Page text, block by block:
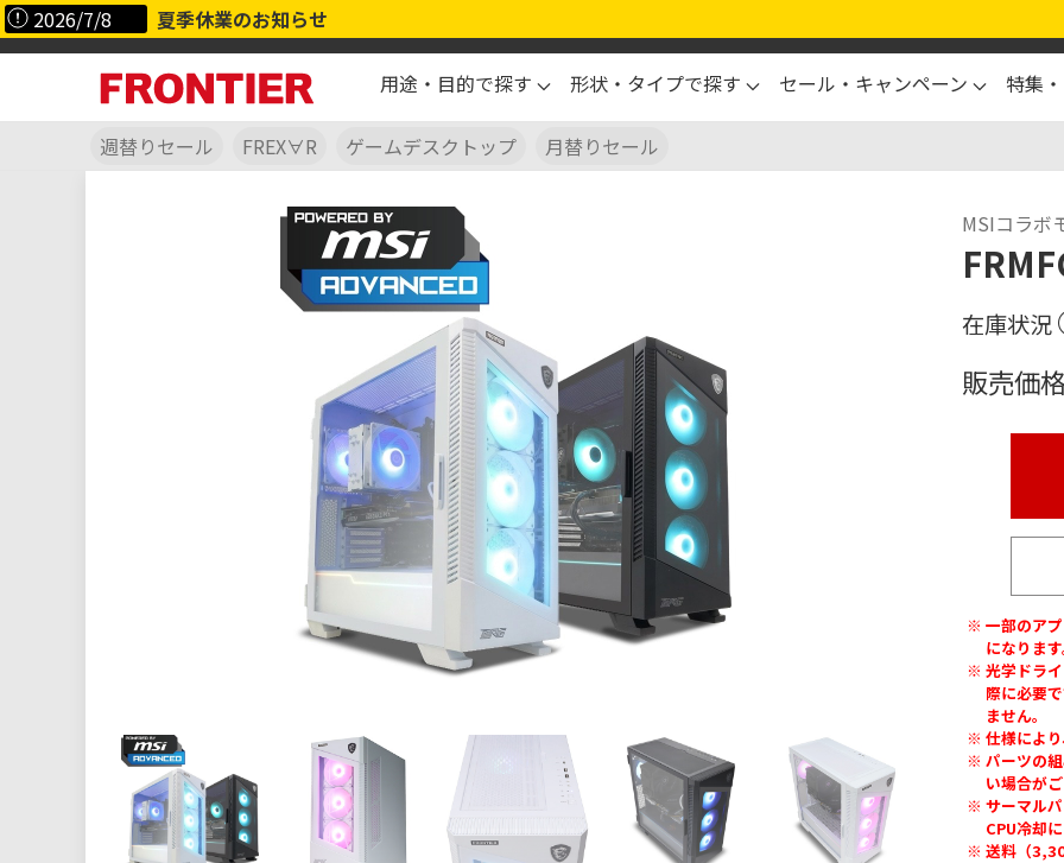
2026/7/8 夏季休業のお知らせ
用途・目的で探す 形状・タイプで探す セール・キャンペーン 特集
週替りセール FREX∀R ゲームデスクトップ 月替りセール
MSIコラボ
販売価
一部のア
になりま
光学ドラ
際に必要
ません。
仕様によ
パーツの
い場合が
サーマル
CPU冷却
送料（